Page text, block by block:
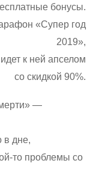
бонусы.
«Супер год
2019»,
к ней апселом
со скидкой 90%.
—
в дне,
то проблемы со